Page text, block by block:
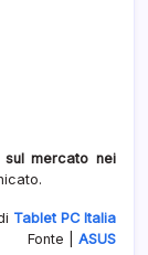
sul mercato nei
Tablet PC Italia
Fonte | ASUS